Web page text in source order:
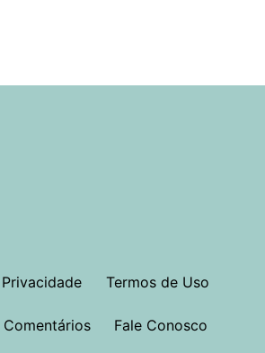
Termos de Uso
Fale Conosco